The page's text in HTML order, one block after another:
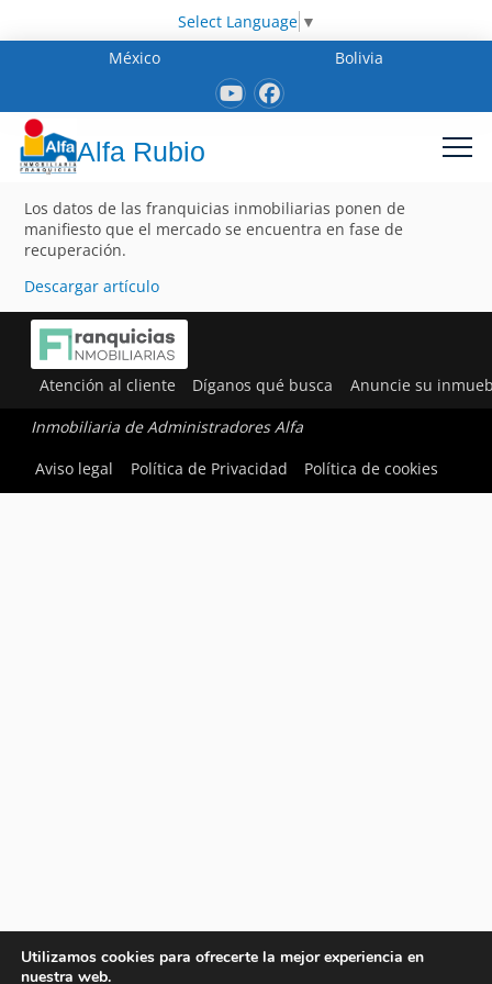
Select Language ▼
México
Bolivia
Alfa Rubio
Los datos de las franquicias inmobiliarias ponen de
manifiesto que el mercado se encuentra en fase de
recuperación.
Descargar artículo
Atención al cliente Díganos qué busca Anuncie su
Inmobiliaria de Administradores Alfa
Aviso legal
Política de Privacidad Política de cookies
Utilizamos cookies para ofrecerte la mejor experiencia en
nuestra web.